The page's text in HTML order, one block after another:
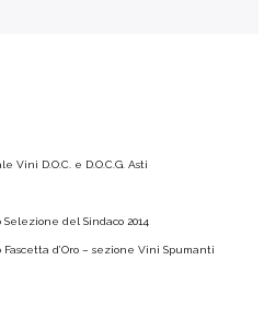
Vini D.O.C. e D.O.C.G. Asti
Selezione del Sindaco 2014
Fascetta d’Oro – sezione Vini Spumanti